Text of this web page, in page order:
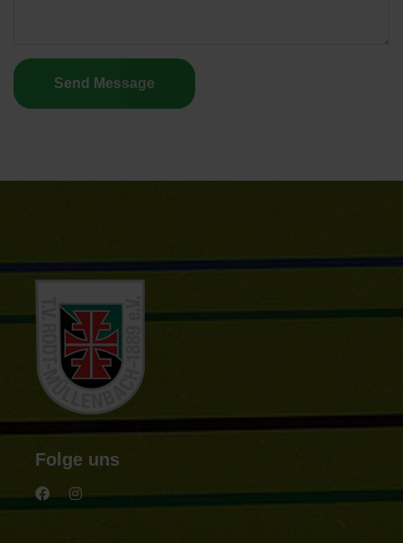
Send Message
Folge uns